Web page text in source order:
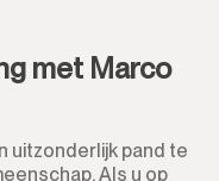
met Marco
uitzonderlijk pand te
Als u op